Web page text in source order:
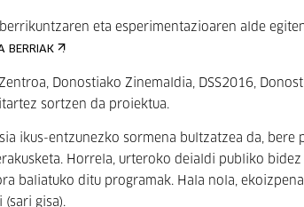
eta esperimentazioaren alde
BERRIAK .
Donostiako Zinemaldia, DSS2016,
sortzen da proiektua.
ikus-entzunezko sormena bultzatzea da,
Horrela, urteroko deialdi publiko
baliatuko ditu programak. Hala nola,
gisa).